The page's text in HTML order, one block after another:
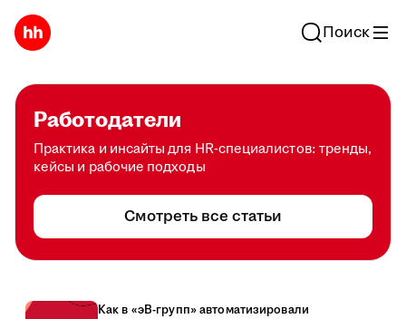
Поиск
Работодатели
Практика и инсайты для HR-специалистов: тренды,
кейсы и рабочие подходы
Смотреть все статьи
Как в «эВ-групп» автоматизировали